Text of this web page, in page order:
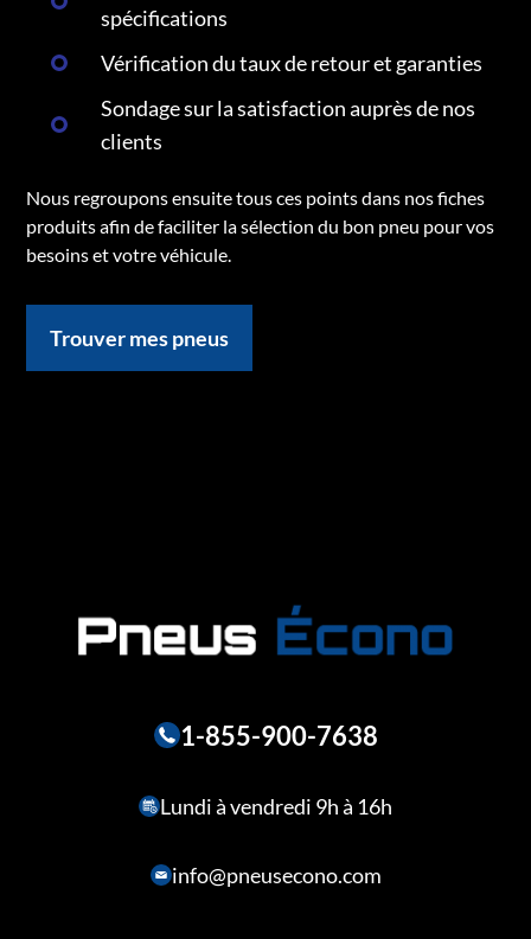
spécifications
Vérification du taux de retour et garanties
Sondage sur la satisfaction auprès de nos
clients
Nous regroupons ensuite tous ces points dans nos fiches
produits afin de faciliter la sélection du bon pneu pour vos
besoins et votre véhicule.
Trouver mes pneus
1-855-900-7638
Lundi à vendredi 9h à 16h
info@pneusecono.com